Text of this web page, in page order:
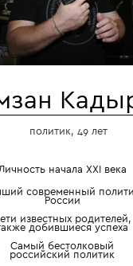
политик, 49 лет
начала XXI века
современный
России
известных родителей,
добившиеся успеха
Самый бестолковый
российский политик